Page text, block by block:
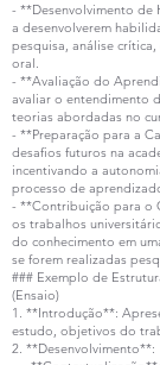
- **Desenvolvimento de
a desenvolverem
pesquisa, análise
oral.
- **Avaliação do
avaliar o entendimento
teorias abordadas no
- **Preparação para a
desafios futuros na
incentivando a
processo de
- **Contribuição para o
os trabalhos
do conhecimento em
se forem realizadas
### Exemplo de
(Ensaio)
1. **Introdução**:
estudo, objetivos do
2. **Desenvolvimento**: